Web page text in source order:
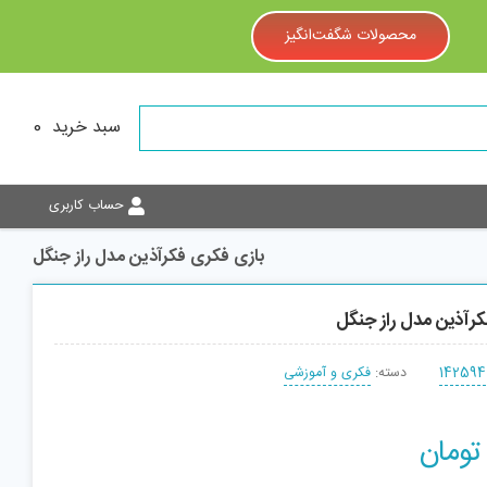
محصولات شگفت‌انگیز
سبد خرید 0
حساب کاربری
بازی فکری فکرآذین مدل راز جنگل
مدل راز جنگل
142594 دسته: فکری و آموزشی
تومان